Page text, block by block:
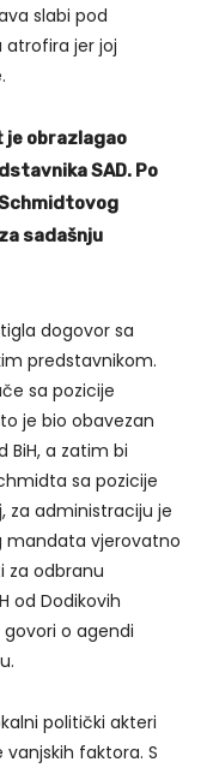
slabi pod
jer joj
je obrazlagao
SAD. Po
sadašnju
dogovor sa
predstavnikom.
sa pozicije
je bio obavezan
BiH, a zatim bi
sa pozicije
za administraciju je
mandata vjerovatno
za odbranu
od Dodikovih
o agendi
politički akteri
faktora. S